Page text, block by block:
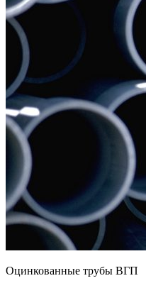
Оцинкованные трубы ВГП